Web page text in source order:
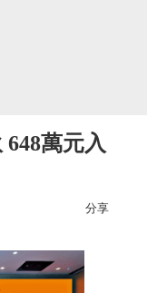
648萬元入
分享